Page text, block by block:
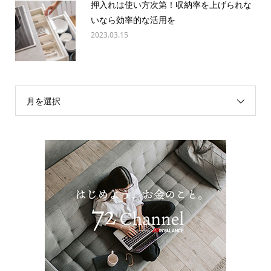
押入れは使い方次第！収納率を上げられな
いなら効率的な活用を
2023.03.15
月を選択